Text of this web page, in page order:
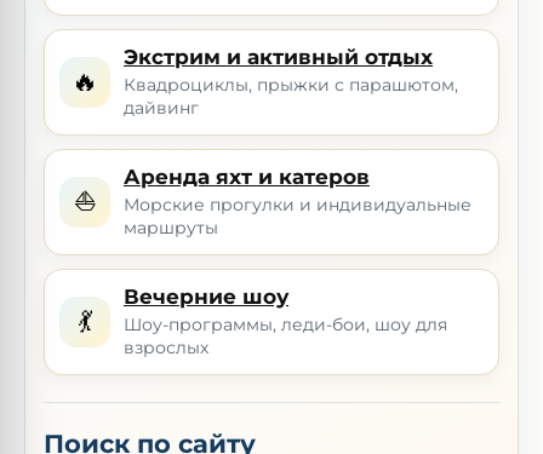
🔥
Экстрим и активный отдых
Квадроциклы, прыжки с парашютом,
дайвинг
⛵
Аренда яхт и катеров
Морские прогулки и индивидуальные
маршруты
💃
Вечерние шоу
Шоу-программы, леди-бои, шоу для
взрослых
Поиск по сайту